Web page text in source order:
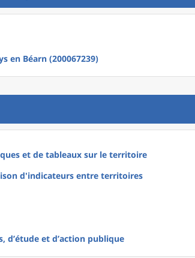
en Béarn (200067239)
et de tableaux sur le territoire
d'indicateurs entre territoires
d’étude et d’action publique